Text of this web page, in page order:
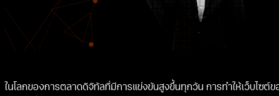
ในโลกของการตลาดดิจิทัลที่มีการแข่งขันสูงขึ้นทุกวัน การทำให้เว็บไซต์